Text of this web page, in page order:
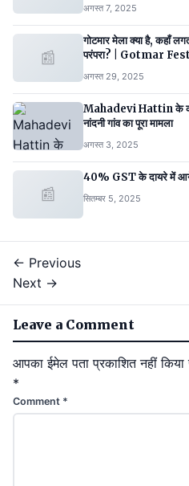
अगस्त 7, 2025
📰
गोटमार मेला क्या है, कहाँ
परंपरा? | Gotmar
अगस्त 29, 2025
Mahadevi Hattin के
नांदनी गांव का पूरा मामला
अगस्त 3, 2025
📰
40% GST के दायरे में
सितम्बर 5, 2025
← Previous
Next →
Leave a Comment
आपका ईमेल पता प्रकाशित नहीं किया
*
Comment *